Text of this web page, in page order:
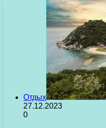
Отдых
27.12.2023
0